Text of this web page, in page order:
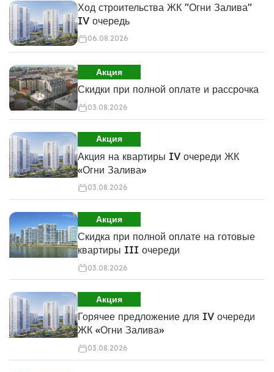
Ход строительства ЖК "Огни Залива"
IV очередь
06.08.2026
Акция
Скидки при полной оплате и рассрочка
03.08.2026
Акция
Акция на квартиры IV очереди ЖК
«Огни Залива»
03.08.2026
Акция
Скидка при полной оплате на готовые
квартиры III очереди
03.08.2026
Акция
Горячее предложение для IV очереди
ЖК «Огни Залива»
03.08.2026